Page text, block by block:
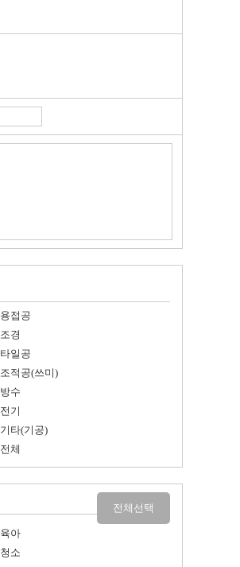
용접공
조경
타일공
조적공(쓰미)
방수
전기
기타(기공)
전체
전체선택
육아
청소